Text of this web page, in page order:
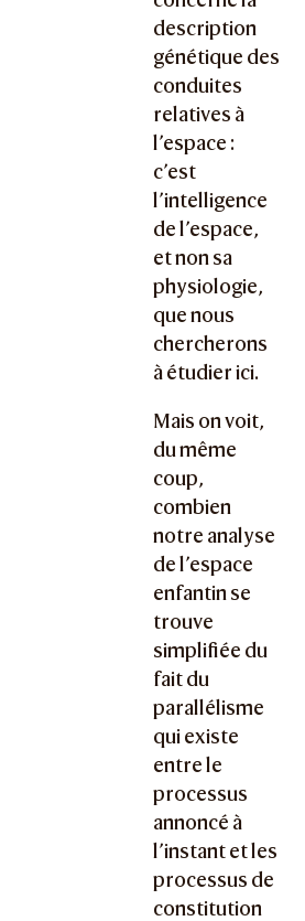
description
génétique des
conduites
relatives à
l’espace :
c’est
l’intelligence
de l’espace,
et non sa
physiologie,
que nous
chercherons
à étudier ici.
Mais on voit,
du même
coup,
combien
notre analyse
de l’espace
enfantin se
trouve
simplifiée du
fait du
parallélisme
qui existe
entre le
processus
annoncé à
l’instant et les
processus de
constitution